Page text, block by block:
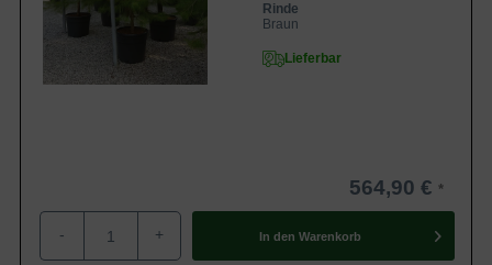
Rinde
Braun
Lieferbar
564,90 €
- + In den Warenkorb